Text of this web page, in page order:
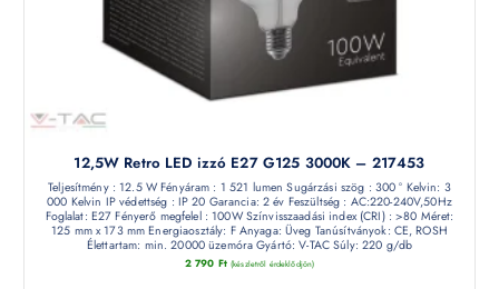
12,5W Retro LED izzó E27 G125 3000K – 217453
Teljesítmény : 12.5 W Fényáram : 1 521 lumen Sugárzási szög : 300 ° Kelvin: 3
000 Kelvin IP védettség : IP 20 Garancia: 2 év Feszültség : AC:220-240V,50Hz
Foglalat: E27 Fényerő megfelel : 100W Színvisszaadási index (CRI) : >80 Méret:
125 mm x 173 mm Energiaosztály: F Anyaga: Üveg Tanúsítványok: CE, ROSH
Élettartam: min. 20000 üzemóra Gyártó: V-TAC Súly: 220 g/db
2 790 Ft (készletről érdeklődjön)